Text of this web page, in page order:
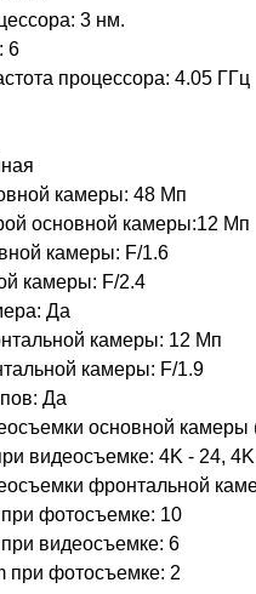
3 нм.
6
процессора: 4.05 ГГц
камеры: 48 Мп
основной камеры:12 Мп
камеры: F/1.6
камеры: F/2.4
Да
камеры: 12 Мп
камеры: F/1.9
Да
основной камеры
видеосъемке: 4K - 24,
фронтальной
фотосъемке: 10
видеосъемке: 6
при фотосъемке: 2